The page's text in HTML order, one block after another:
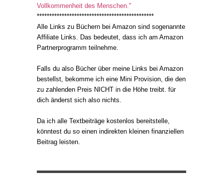
Vollkommenheit des Menschen."
***********************************************
Alle Links zu Büchern bei Amazon sind sogenannte
Affiliate Links. Das bedeutet, dass ich am Amazon
Partnerprogramm teilnehme.
Falls du also Bücher über meine Links bei Amazon
bestellst, bekomme ich eine Mini Provision, die den
zu zahlenden Preis NICHT in die Höhe treibt. für
dich änderst sich also nichts.
Da ich alle Textbeiträge kostenlos bereitstelle,
könntest du so einen indirekten kleinen finanziellen
Beitrag leisten.